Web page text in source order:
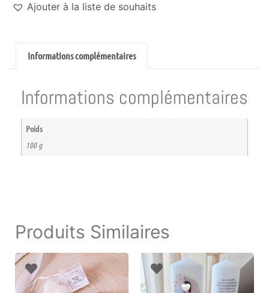
Ajouter à la liste de souhaits
Informations complémentaires
Informations complémentaires
Poids
100 g
Produits Similaires